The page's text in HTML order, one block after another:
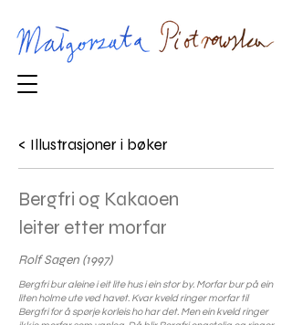
< Illustrasjoner i bøker
Bergfri og Kakaoen
leiter etter morfar
Rolf Sagen (1997)
Bergfri bur aleine i eit lite hus i ein stor by. Morfar bur på ein
liten holme ute ved havet. Kvar kveld ringer morfar til
Bergfri for å spørje korleis ho har det. Men ein kveld ringer